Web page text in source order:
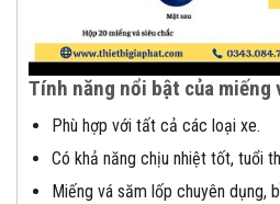
Tính năng nổi bật của miếng
Phù hợp với tất cả các loại xe.
Có khả năng chịu nhiệt tốt, tuổi
Miếng vá săm lốp chuyên dụng,